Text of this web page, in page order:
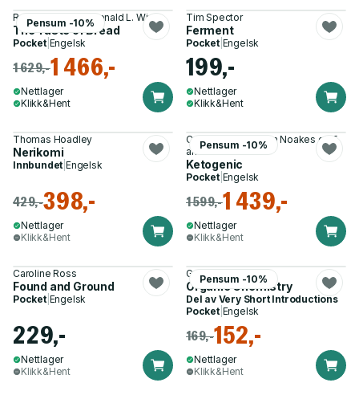
Pensum -10%
Raymond Calvel, Ronald L. Wirtz
The Taste of Bread
Pocket| Engelsk
1 629,-1 466,-
Nettlager
Klikk&Hent
Tim Spector
Ferment
Pocket| Engelsk
199,-
Nettlager
Klikk&Hent
Thomas Hoadley
Nerikomi
Innbundet |Engelsk
429,-398,-
Nettlager
Klikk&Hent
Pensum -10%
Candice Egnos, Tim Noakes og 5
andre
Ketogenic
Pocket| Engelsk
1 599,-1 439,-
Nettlager
Klikk&Hent
Caroline Ross
Found and Ground
Pocket| Engelsk
229,-
Nettlager
Klikk&Hent
Pensum -10%
Graham Patrick
Organic Chemistry
Del av Very Short Introductions
Pocket| Engelsk
169,-152,-
Nettlager
Klikk&Hent